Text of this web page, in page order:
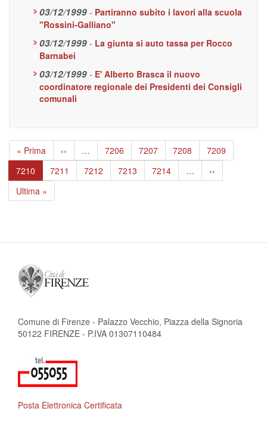
03/12/1999 - Partiranno subito i lavori alla scuola
"Rossini-Galliano"
03/12/1999 - La giunta si auto tassa per Rocco
Barnabei
03/12/1999 - E' Alberto Brasca il nuovo
coordinatore regionale dei Presidenti dei Consigli
comunali
Paginazione
Prima
pagina
« Prima
Pagina
precedente
‹‹ … Page
7206 Page
7207 Page
7208 Page
7209
Pagina
attuale
7210 Page
7211 Page
7212 Page
7213 Page
7214 …
Pagina
successiva
››
Ultima
pagina
Ultima »
Comune di Firenze - Palazzo Vecchio, Piazza della Signoria
50122 FIRENZE - P.IVA 01307110484
Posta Elettronica Certificata